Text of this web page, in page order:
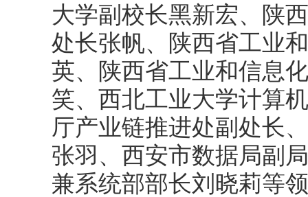
大学副校长黑新宏、陕
处长张帆、陕西省工业
英、陕西省工业和信息
笑、西北工业大学计算
厅产业链推进处副处长
张羽、西安市数据局副
兼系统部部长刘晓莉等